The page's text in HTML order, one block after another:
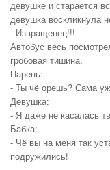
девушке и старается
девушка воскликнула
- Извращенец!!!
Автобус весь
гробовая тишина.
Парень:
- Ты чё орешь? Сама
Девушка:
- Я даже не касалась
Бабка:
- Чё вы на меня так
подружились!